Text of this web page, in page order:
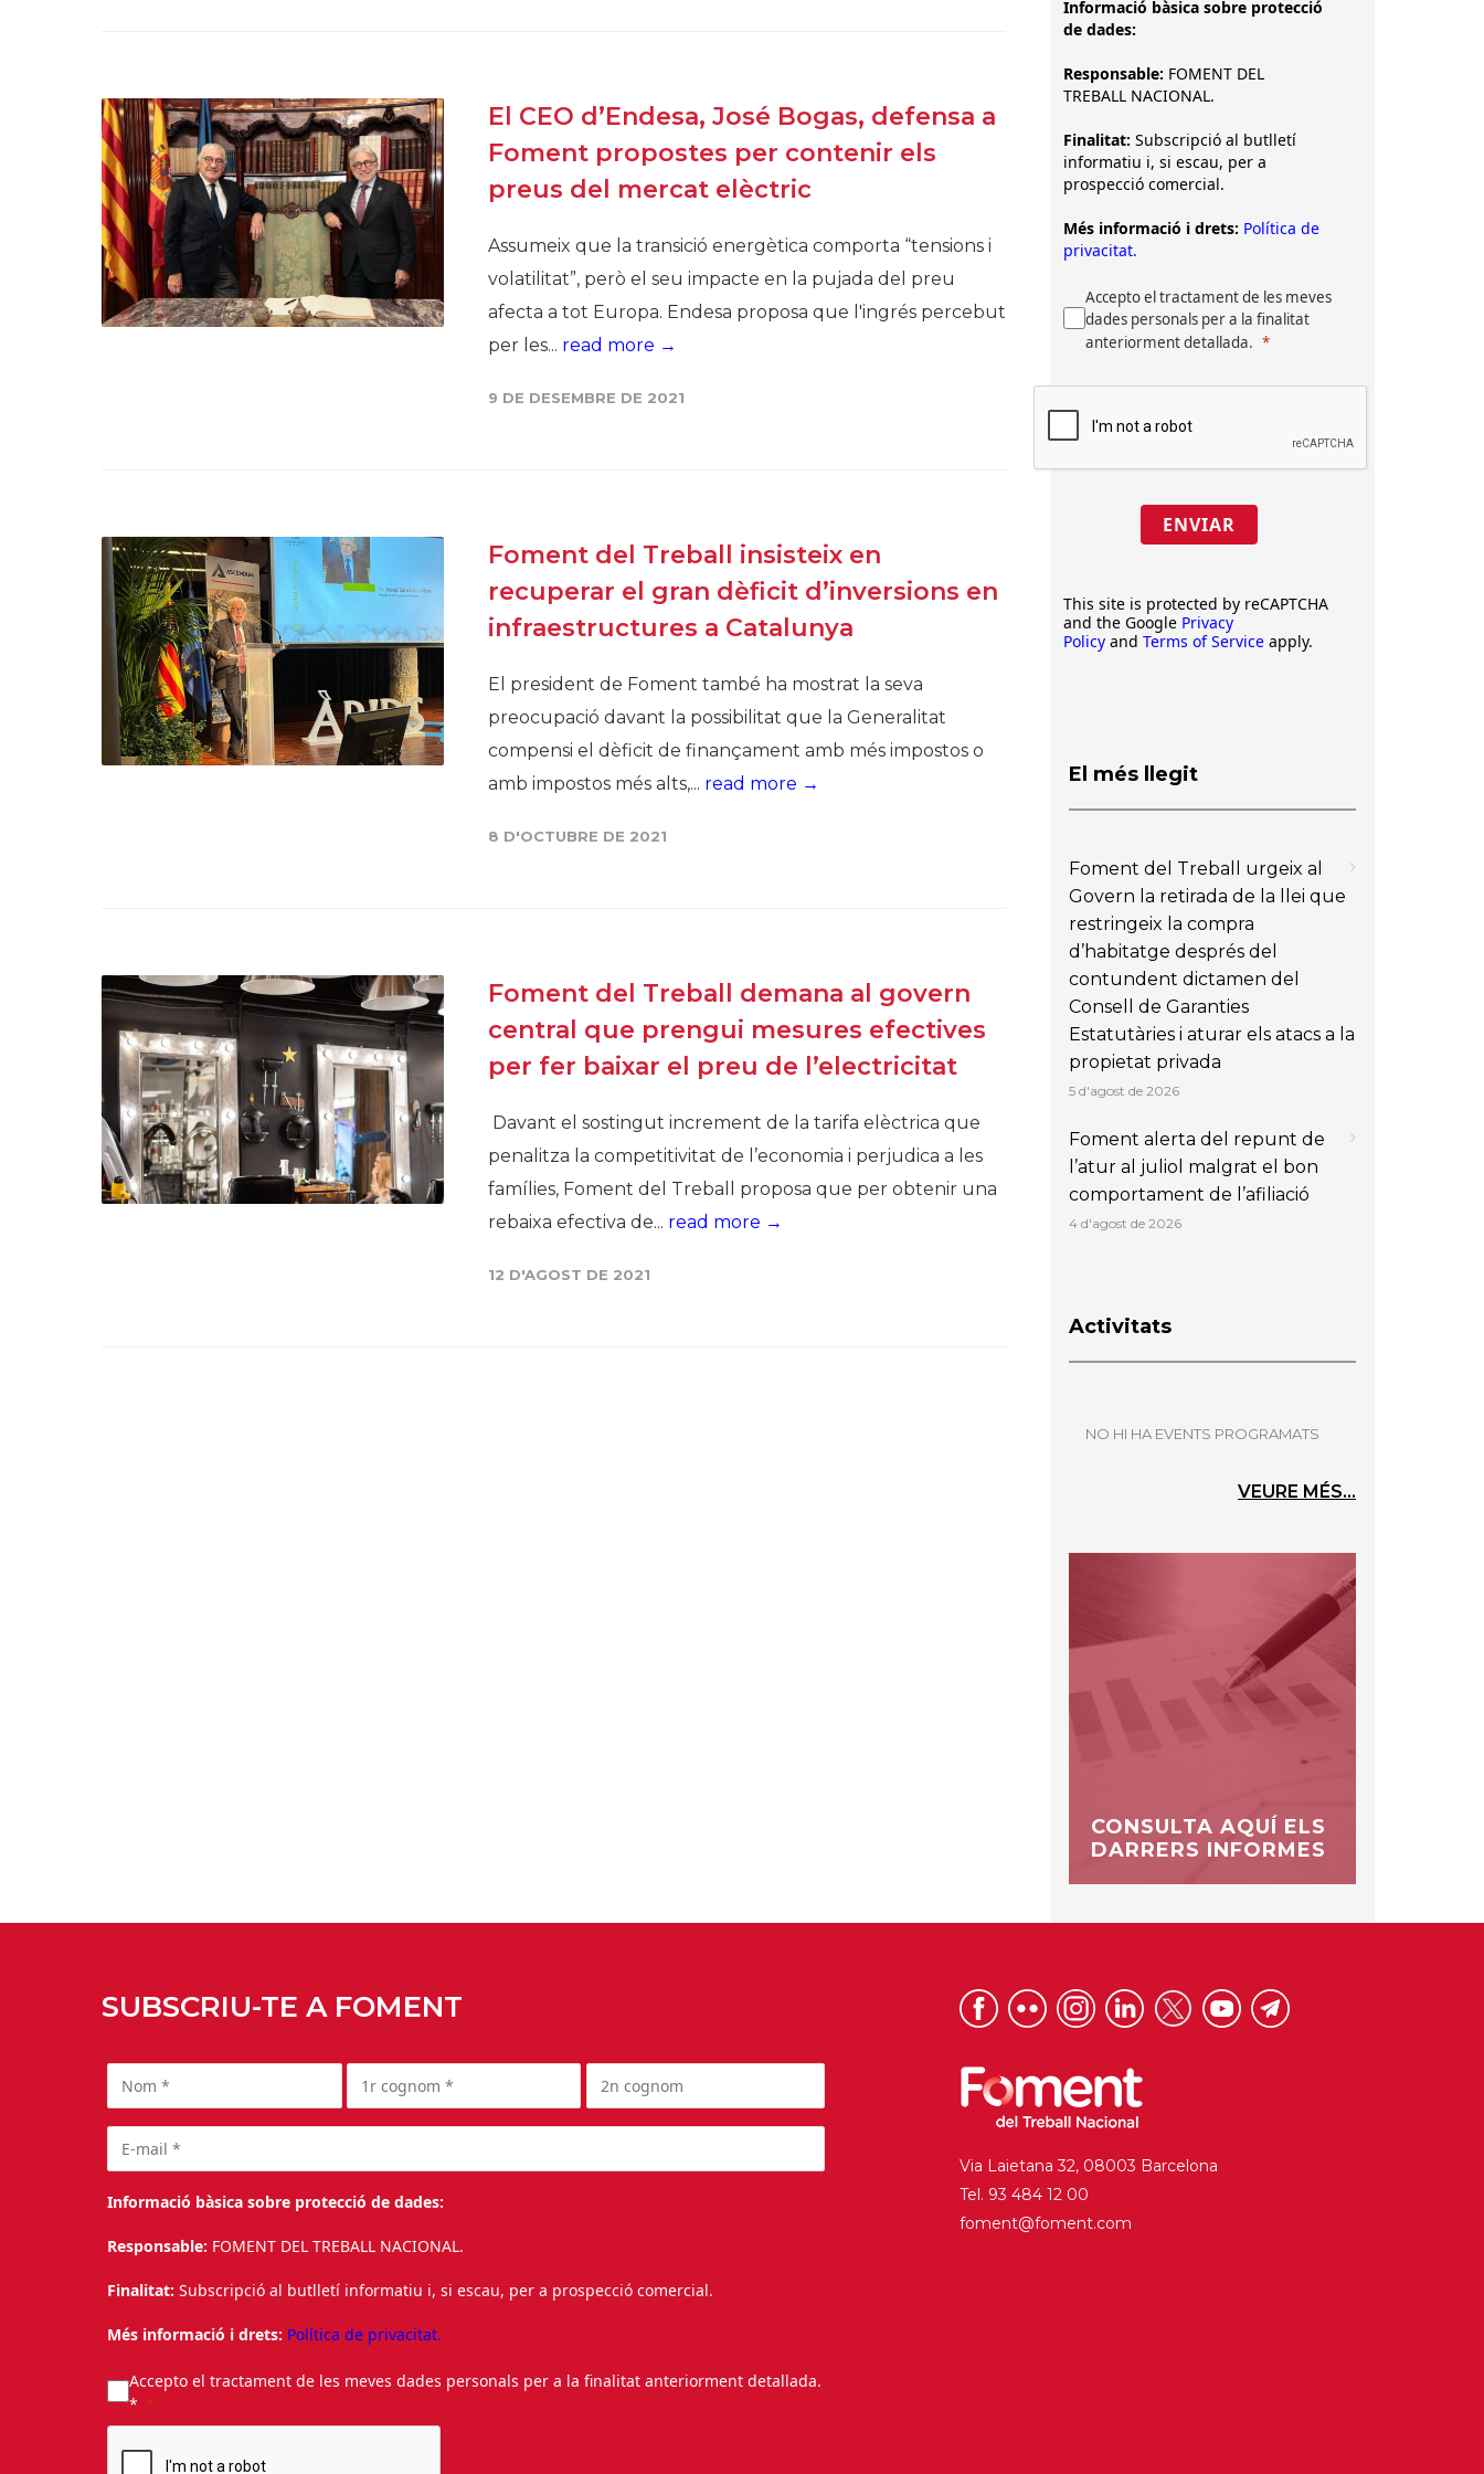
Seu Social
El CEO d’Endesa, José Bogas, defensa a
Foment propostes per contenir els
preus del mercat elèctric
Assumeix que la transició energètica comporta “tensions i
volatilitat”, però el seu impacte en la pujada del preu
afecta a tot Europa. Endesa proposa que l'ingrés percebut
per les... read more →
9 DE DESEMBRE DE 2021
Foment del Treball insisteix en
recuperar el gran dèficit d’inversions en
infraestructures a Catalunya
El president de Foment també ha mostrat la seva
preocupació davant la possibilitat que la Generalitat
compensi el dèficit de finançament amb més impostos o
amb impostos més alts,... read more →
8 D'OCTUBRE DE 2021
Foment del Treball demana al govern
central que prengui mesures efectives
per fer baixar el preu de l’electricitat
Davant el sostingut increment de la tarifa elèctrica que
penalitza la competitivitat de l’economia i perjudica a les
famílies, Foment del Treball proposa que per obtenir una
rebaixa efectiva de... read more →
12 D'AGOST DE 2021
Informació bàsica sobre protecció
de dades:
Responsable: FOMENT DEL
TREBALL NACIONAL.
Finalitat: Subscripció al butlletí
informatiu i, si escau, per a
prospecció comercial.
Més informació i drets: Política de
privacitat.
Accepto el tractament de les meves
dades personals per a la finalitat
anteriorment detallada.
ENVIAR
This site is protected by reCAPTCHA
and the Google Privacy
Policy and Terms of Service apply.
El més llegit
Foment del Treball urgeix al
Govern la retirada de la llei que
restringeix la compra
d’habitatge després del
contundent dictamen del
Consell de Garanties
Estatutàries i aturar els atacs a la
propietat privada
5 d'agost de 2026
Foment alerta del repunt de
l’atur al juliol malgrat el bon
comportament de l’afiliació
4 d'agost de 2026
Activitats
NO HI HA EVENTS PROGRAMATS
VEURE MÉS...
CONSULTA AQUÍ ELS
DARRERS INFORMES
SUBSCRIU-TE A FOMENT
Informació bàsica sobre protecció de dades:
Responsable: FOMENT DEL TREBALL NACIONAL.
Finalitat: Subscripció al butlletí informatiu i, si escau, per a prospecció comercial.
Més informació i drets: Política de privacitat.
Accepto el tractament de les meves dades personals per a la finalitat anteriorment detallada.
*
Via Laietana 32, 08003 Barcelona
Tel. 93 484 12 00
foment@foment.com